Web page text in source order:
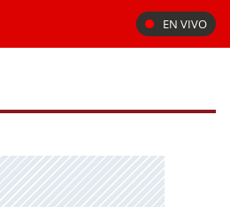
EN VIVO